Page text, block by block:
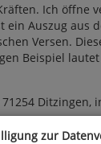
Ich
Auszug aus
Versen.
Beispiel
Ditzingen,
zur